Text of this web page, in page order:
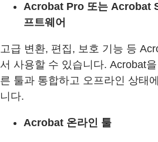
Acrobat Pro 또는 Acrobat
프트웨어
고급 변환, 편집, 보호 기능 등
서 사용할 수 있습니다. Acrobat
른 툴과 통합하고 오프라인 상태
니다.
Acrobat 온라인 툴